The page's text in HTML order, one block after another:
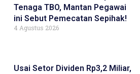
Tenaga TBO, Mantan Pegawai
ini Sebut Pemecatan Sepihak!
4 Agustus 2026
Usai Setor Dividen Rp3,2 Miliar,